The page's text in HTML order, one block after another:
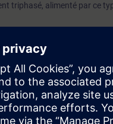
triphasé, alimenté par ce
BR minimum.Notions
: notions de
: 11 93 00 205 93